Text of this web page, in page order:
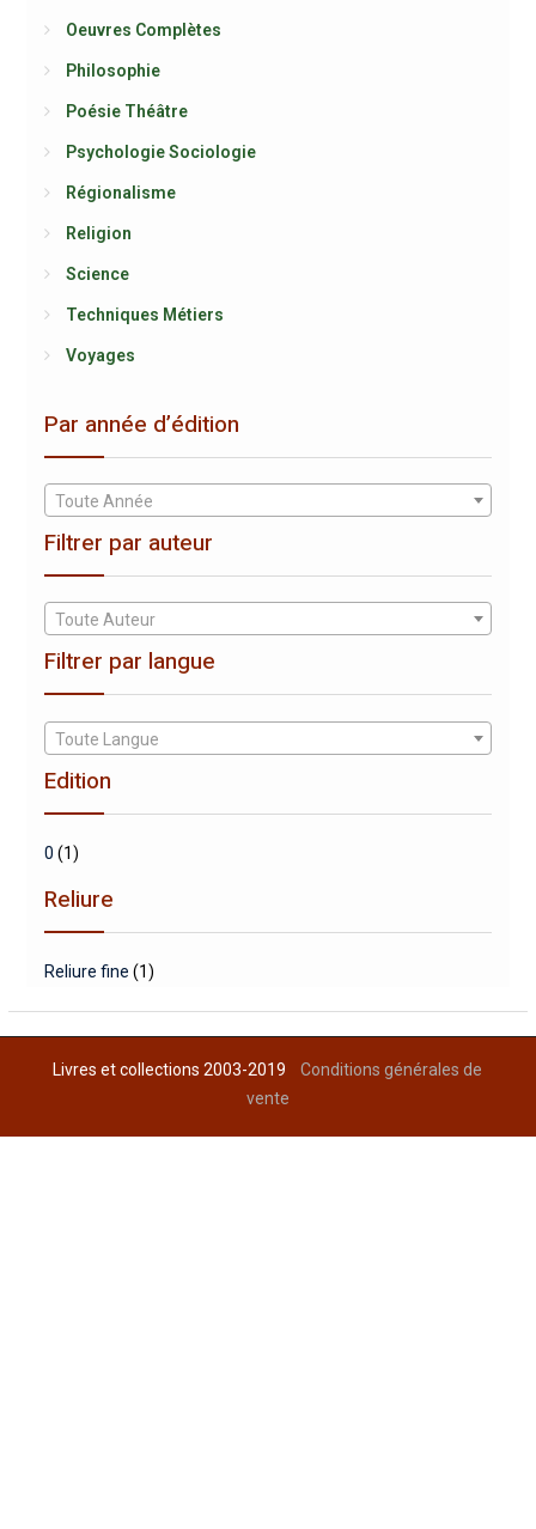
Oeuvres Complètes
Philosophie
Poésie Théâtre
Psychologie Sociologie
Régionalisme
Religion
Science
Techniques Métiers
Voyages
Par année d’édition
Toute Année
Filtrer par auteur
Toute Auteur
Filtrer par langue
Toute Langue
Edition
0 (1)
Reliure
Reliure fine (1)
Livres et collections 2003-2019Conditions générales de
vente